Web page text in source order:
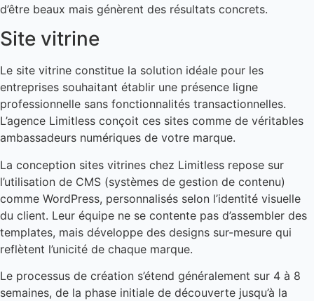
d’être beaux mais génèrent des résultats concrets.
Site vitrine
Le site vitrine constitue la solution idéale pour les
entreprises souhaitant établir une présence ligne
professionnelle sans fonctionnalités transactionnelles.
L’agence Limitless conçoit ces sites comme de véritables
ambassadeurs numériques de votre marque.
La conception sites vitrines chez Limitless repose sur
l’utilisation de CMS (systèmes de gestion de contenu)
comme WordPress, personnalisés selon l’identité visuelle
du client. Leur équipe ne se contente pas d’assembler des
templates, mais développe des designs sur-mesure qui
reflètent l’unicité de chaque marque.
Le processus de création s’étend généralement sur 4 à 8
semaines, de la phase initiale de découverte jusqu’à la